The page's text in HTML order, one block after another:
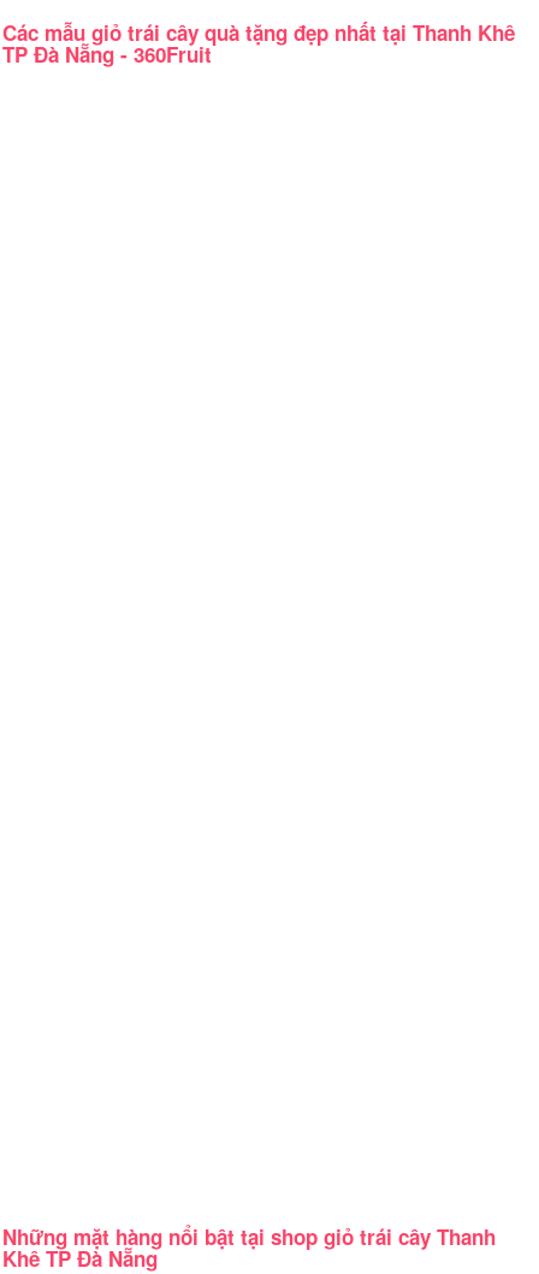
Các mẫu giỏ trái cây quà tặng đẹp nhất tại Thanh Khê
TP Đà Nẵng - 360Fruit
Những mặt hàng nổi bật tại shop giỏ trái cây Thanh
Khê TP Đà Nẵng